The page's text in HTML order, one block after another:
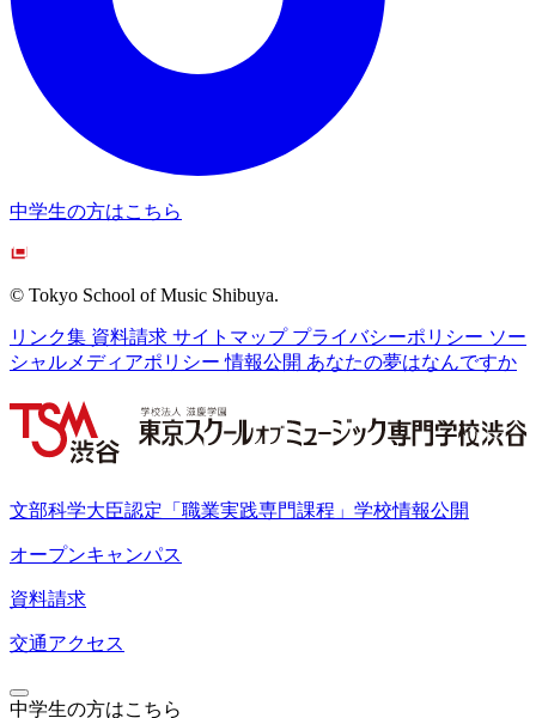
中学生の方はこちら
© Tokyo School of Music Shibuya.
リンク集 資料請求 サイトマップ プライバシーポリシー ソー
シャルメディアポリシー 情報公開 あなたの夢はなんですか
文部科学大臣認定「職業実践専門課程」学校情報公開
オープンキャンパス
資料請求
交通アクセス
中学生の方はこちら